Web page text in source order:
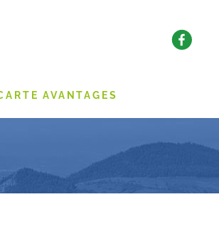
AVANTAGES